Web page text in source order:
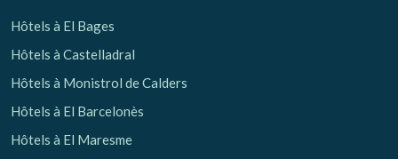
Hôtels à El Bages
Hôtels à Castelladral
Hôtels à Monistrol de Calders
Hôtels à El Barcelonès
Hôtels à El Maresme